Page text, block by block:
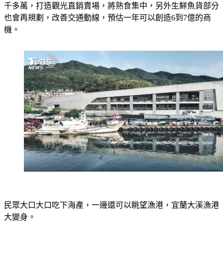
千多萬，打造觀光直銷賣場，將熟食集中，另外生鮮魚貨部分
也會再規劃，改善交通動線，預估一年可以創造6到7億的商
機。
民眾大口大口吃下海產，一邊還可以眺望漁港，宜蘭大溪漁港
大變身。